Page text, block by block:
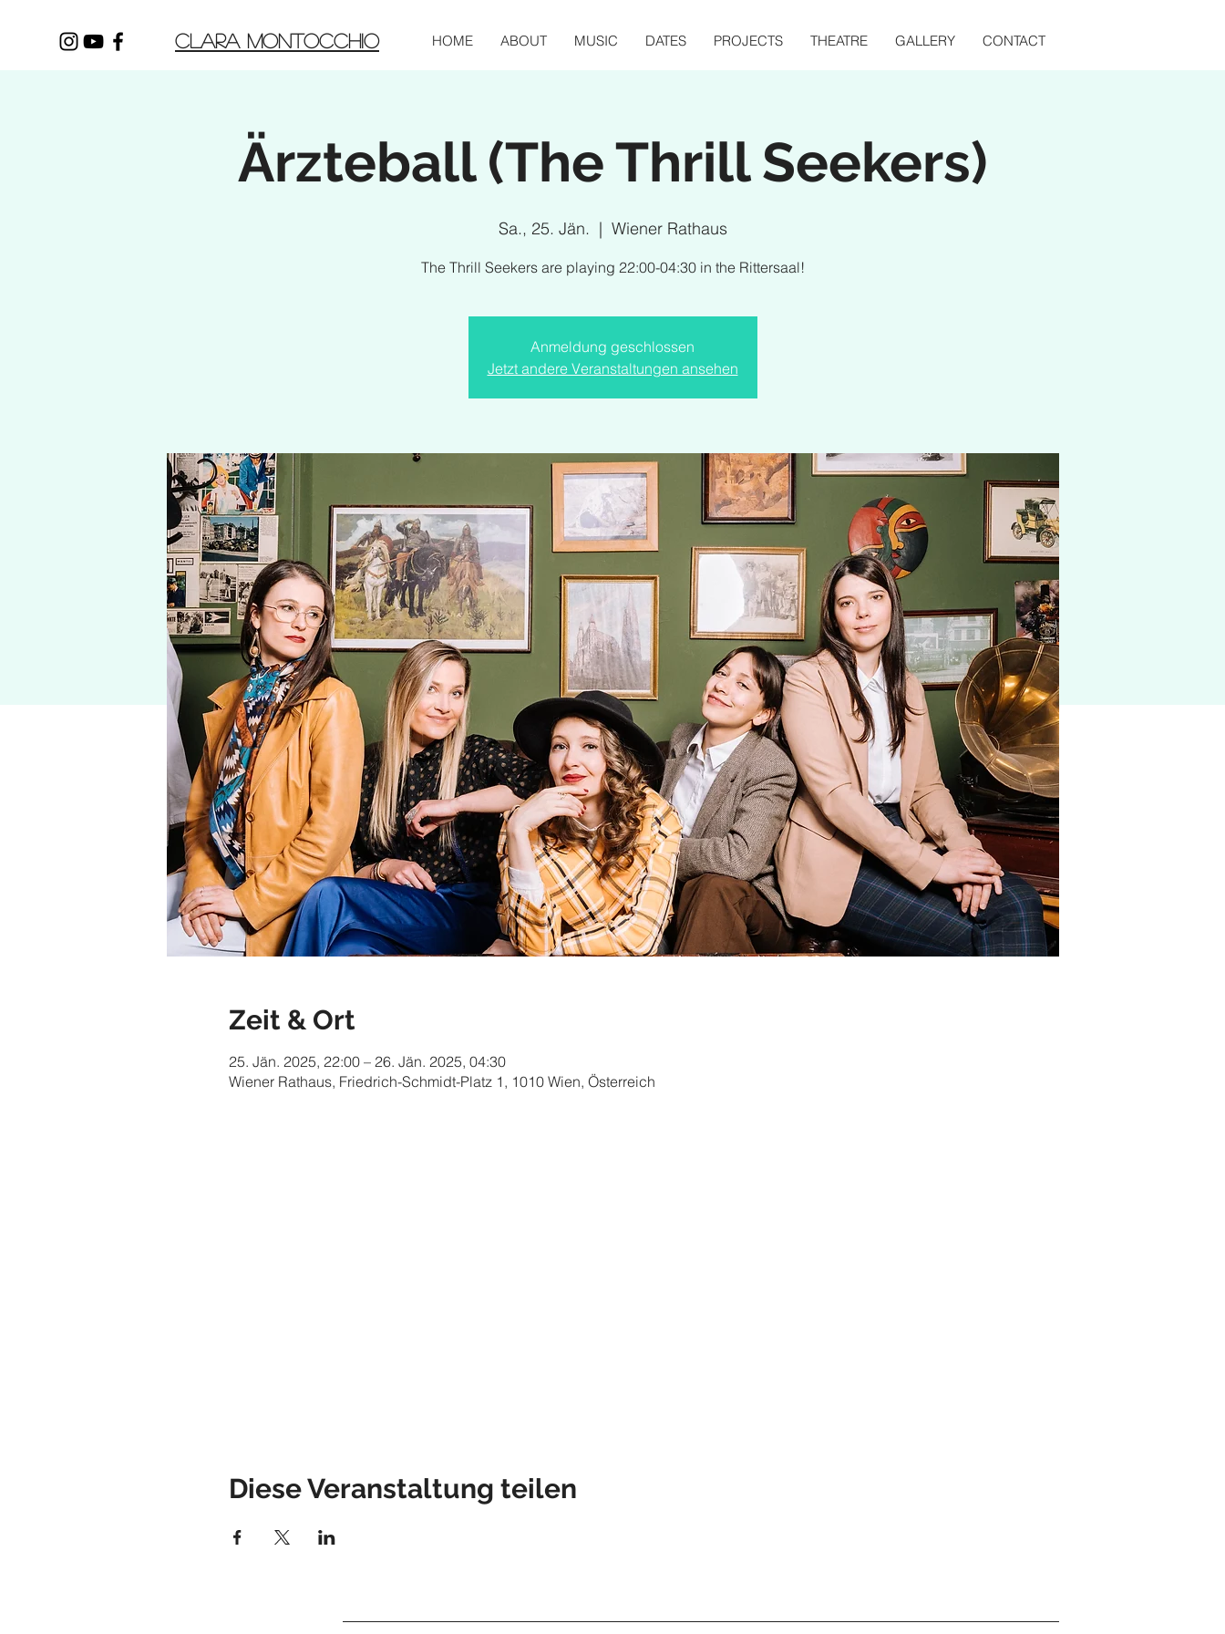
HOME ABOUT MUSIC DATES PROJECTS THEATRE GALLERY CONTACT
CLARA MONTOCCHIO
Ärzteball (The Thrill Seekers)
Sa., 25. Jän.
  |
Wiener Rathaus
The Thrill Seekers are playing 22:00-04:30 in the Rittersaal!
Anmeldung geschlossen
Jetzt andere Veranstaltungen ansehen
Zeit & Ort
25. Jän. 2025, 22:00 – 26. Jän. 2025, 04:30
Wiener Rathaus, Friedrich-Schmidt-Platz 1, 1010 Wien, Österreich
Diese Veranstaltung teilen